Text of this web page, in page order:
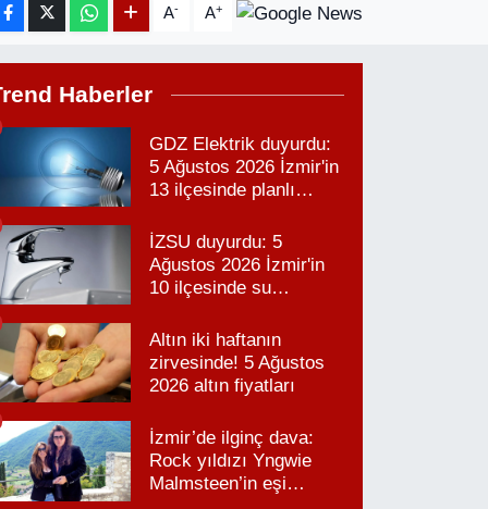
A- A+
Haberler
GDZ Elektrik duyurdu:
5 Ağustos 2026 İzmir'in
13 ilçesinde planlı
İZSU duyurdu: 5
Ağustos 2026 İzmir'in
10 ilçesinde su
Altın iki haftanın
zirvesinde! 5 Ağustos
2026 altın fiyatları
İzmir’de ilginç dava:
Rock yıldızı Yngwie
Malmsteen’in eşi